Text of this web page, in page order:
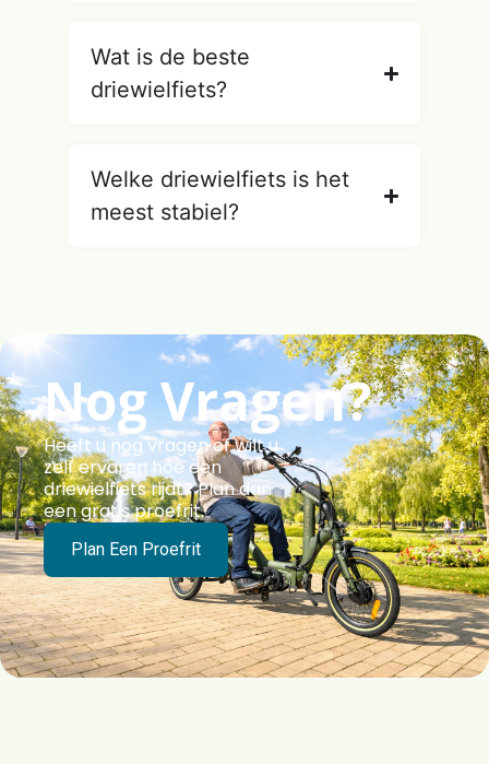
Wat is de beste
driewielfiets?
Welke driewielfiets is het
meest stabiel?
Nog Vragen?
Heeft u nog vragen of wilt u
zelf ervaren hoe een
driewielfiets rijdt? Plan dan
een gratis proefrit.
Plan Een Proefrit